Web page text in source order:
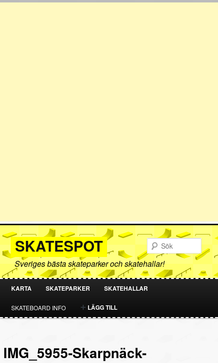
SKATESPOT
Sveriges bästa skateparker och skatehallar!
HOPPA
TILL
HOPPA
TILL
KARTA SKATEPARKER SKATEHALLAR
SKATEBOARD INFO LÄGG TILL
IMG_5955-Skarpnäck-